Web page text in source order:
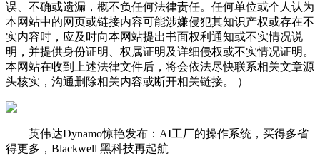
误、不确或遗漏，概不负任何法律责任。任何单位或个人认为
本网站中的网页或链接内容可能涉嫌侵犯其知识产权或存在不
实内容时，应及时向本网站提出书面权利通知或不实情况说
明，并提供身份证明、权属证明及详细侵权或不实情况证明。
本网站在收到上述法律文件后，将会依法尽快联系相关文章源
头核实，沟通删除相关内容或断开相关链接。 ）
英伟达Dynamo惊艳发布：AI工厂的操作系统，买得多省
得更多，Blackwell 黑科技再起航